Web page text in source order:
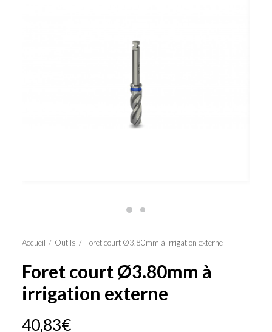
Solutions régénératives
DigiTag
Recherche
Accueil Outils Foret court Ø3.80mm à irrigation externe
Foret court Ø3.80mm à
irrigation externe
40,83€